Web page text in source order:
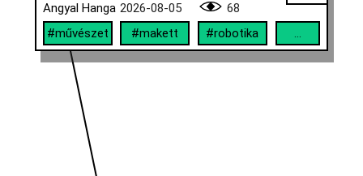
Angyal Hanga 2026-08-05
68
#művészet
#makett #robotika ...